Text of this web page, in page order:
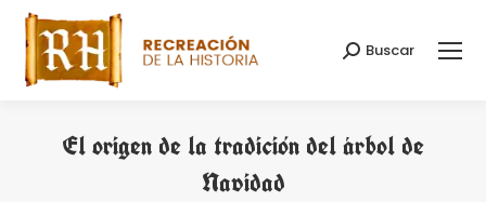
Buscar:
Buscar
El origen de la tradición del árbol de
Navidad